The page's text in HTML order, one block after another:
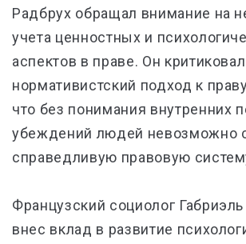
Радбрух обращал внимание на
учета ценностных и
аспектов в праве. Он
нормативистский подход к
что без понимания внутренних
убеждений людей невозможно
справедливую правовую
Французский социолог
внес вклад в развитие